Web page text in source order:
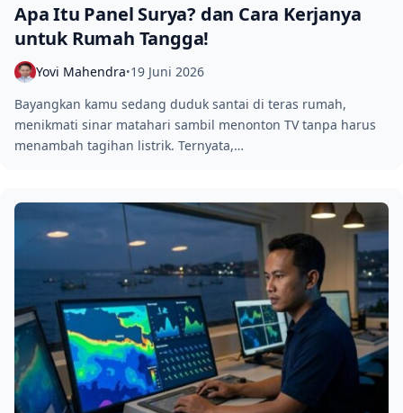
Apa Itu Panel Surya? dan Cara Kerjanya
untuk Rumah Tangga!
Yovi Mahendra•19 Juni 2026
Bayangkan kamu sedang duduk santai di teras rumah,
menikmati sinar matahari sambil menonton TV tanpa harus
menambah tagihan listrik. Ternyata,…